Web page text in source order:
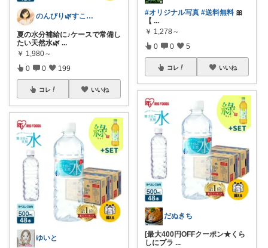
のんびり🌿すこやか暮らし
夏の水分補給に♪ケースで常備し
たい天然水🌿 ...
￥ 1,980～
0 0 199
コレ いいね
ゆいと
#オリジナル写真 #送料無料 🎀
【 ...
￥ 1,278～
0 0 5
コレ いいね
だぬきち
[最大400円OFFクーポン★くら
しにプラ ...